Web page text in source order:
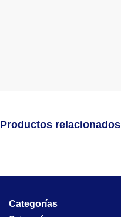
Productos relacionados
Categorías